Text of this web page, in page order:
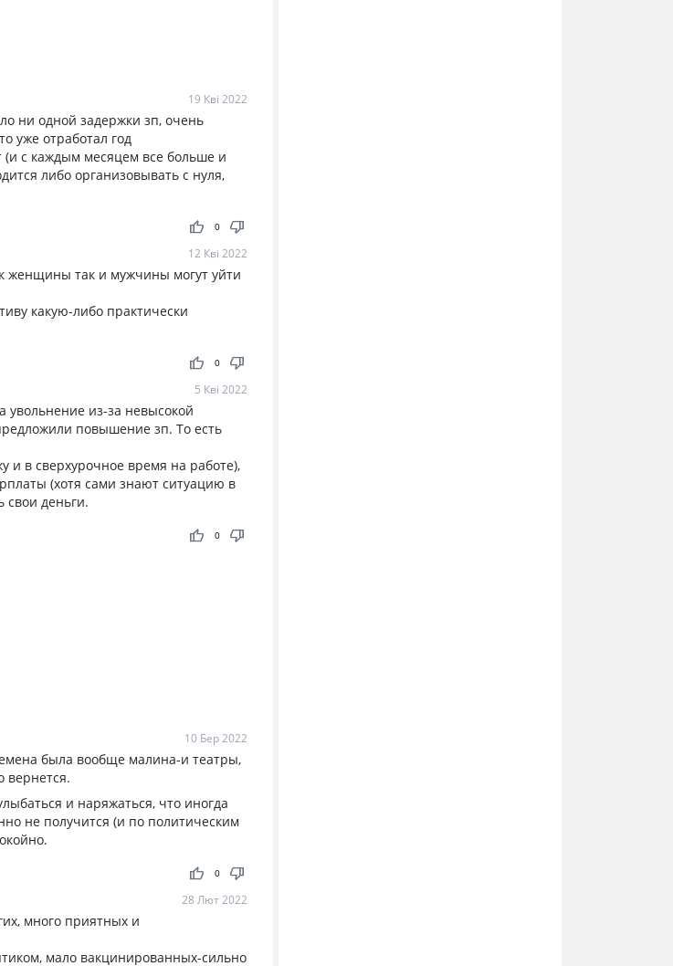
19 Кві 2022
ни одной задержки зп, очень
уже отработал год
с каждым месяцем все больше и
либо организовывать с нуля,
thumb_up thumb_down
0
12 Кві 2022
женщины так и мужчины могут уйти
какую-либо практически
thumb_up thumb_down
0
5 Кві 2022
увольнение из-за невысокой
повышение зп. То есть
и в сверхурочное время на работе),
(хотя сами знают ситуацию в
свои деньги.
thumb_up thumb_down
0
10 Бер 2022
была вообще малина-и театры,
вернется.
и наряжаться, что иногда
не получится (и по политическим
thumb_up thumb_down
0
28 Лют 2022
много приятных и
мало вакцинированных-сильно